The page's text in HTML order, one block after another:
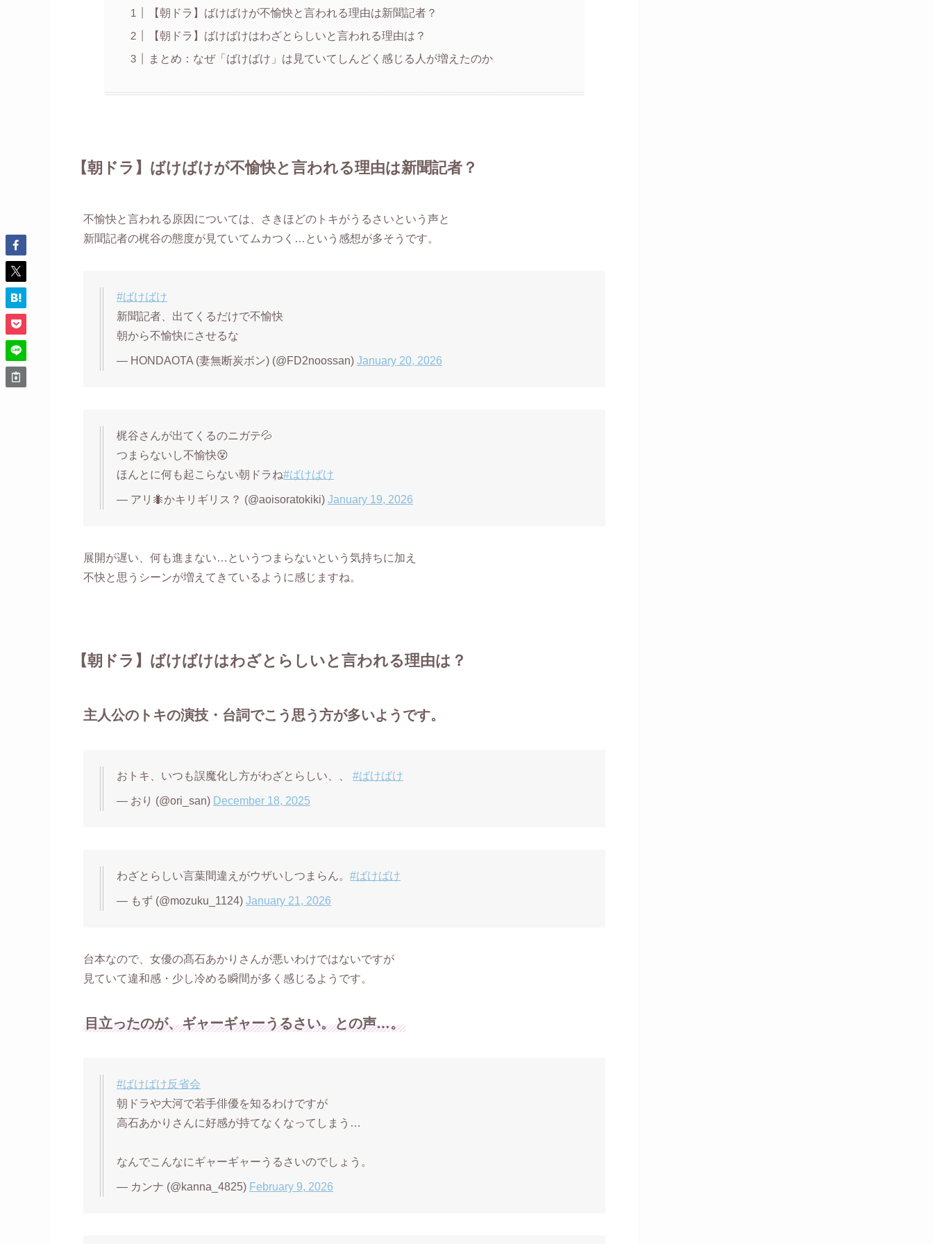
【朝ドラ】ばけばけが不愉快と言われる理由は新聞記者？
【朝ドラ】ばけばけはわざとらしいと言われる理由は？
まとめ：なぜ「ばけばけ」は見ていてしんどく感じる人が増えたのか
【朝ドラ】ばけばけが不愉快と言われる理由は新聞記者？
不愉快と言われる原因については、さきほどのトキがうるさいという声と
新聞記者の梶谷の態度が見ていてムカつく…という感想が多そうです。
#ばけばけ
新聞記者、出てくるだけで不愉快
朝から不愉快にさせるな
— HONDAOTA (妻無断炭ボン) (@FD2noossan) January 20, 2026
梶谷さんが出てくるのニガテ💦
つまらないし不愉快😵
ほんとに何も起こらない朝ドラね#ばけばけ
— アリ🐜かキリギリス？ (@aoisoratokiki) January 19, 2026
展開が遅い、何も進まない…というつまらないという気持ちに加え
不快と思うシーンが増えてきているように感じますね。
【朝ドラ】ばけばけはわざとらしいと言われる理由は？
主人公のトキの演技・台詞でこう思う方が多いようです。
おトキ、いつも誤魔化し方がわざとらしい、、 #ばけばけ
— おり (@ori_san) December 18, 2025
わざとらしい言葉間違えがウザいしつまらん。 #ばけばけ
— もず (@mozuku_1124) January 21, 2026
台本なので、女優の髙石あかりさんが悪いわけではないですが
見ていて違和感・少し冷める瞬間が多く感じるようです。
目立ったのが、ギャーギャーうるさい。との声…。
#ばけばけ反省会
朝ドラや大河で若手俳優を知るわけですが
高石あかりさんに好感が持てなくなってしまう…
なんでこんなにギャーギャーうるさいのでしょう。
— カンナ (@kanna_4825) February 9, 2026